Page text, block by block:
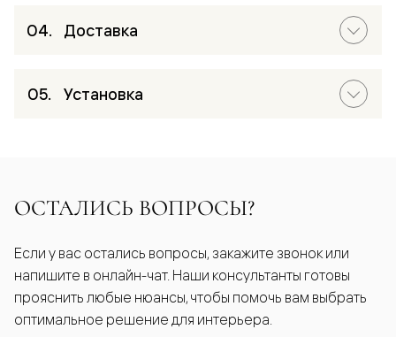
Доставка
Установка
ОСТАЛИСЬ ВОПРОСЫ?
Если у вас остались вопросы, закажите звонок или
напишите в онлайн-чат. Наши консультанты готовы
прояснить любые нюансы, чтобы помочь вам выбрать
оптимальное решение для интерьера.